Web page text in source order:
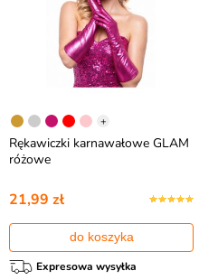
+
Rękawiczki karnawałowe GLAM
różowe
21,99 zł
do koszyka
Expresowa wysyłka